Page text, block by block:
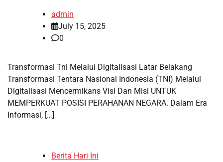
admin
July 15, 2025
0
Transformasi Tni Melalui Digitalisasi Latar Belakang
Transformasi Tentara Nasional Indonesia (TNI) Melalui
Digitalisasi Mencermikans Visi Dan Misi UNTUK
MEMPERKUAT POSISI PERAHANAN NEGARA. Dalam Era
Informasi, […]
Berita Hari Ini